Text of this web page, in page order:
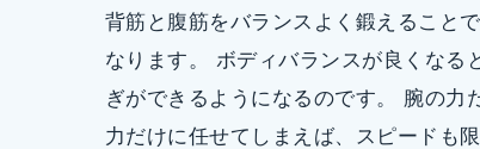
背筋と腹筋をバランスよく鍛えること
なります。 ボディバランスが良くなる
ぎができるようになるのです。 腕の力
力だけに任せてしまえば、スピードも